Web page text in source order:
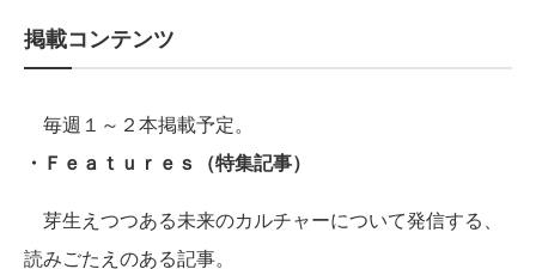
掲載コンテンツ
毎週１～２本掲載予定。
・Ｆｅａｔｕｒｅｓ（特集記事）
芽生えつつある未来のカルチャーについて発信する、
読みごたえのある記事。